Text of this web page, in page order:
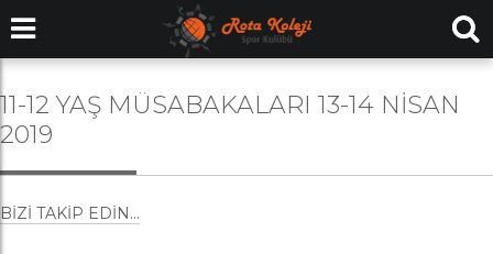
11-12 YAŞ MÜSABAKALARI 13-14 NISAN
2019
BIZI TAKIP EDIN...